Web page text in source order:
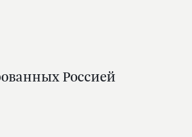
Россией